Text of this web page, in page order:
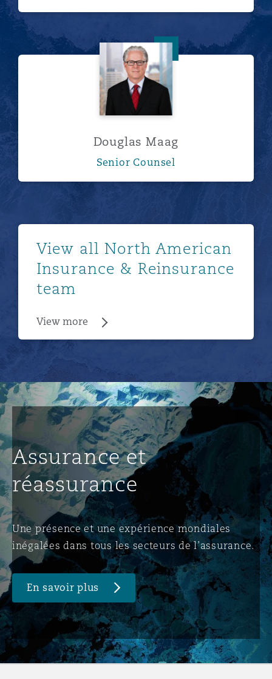
Douglas Maag
Douglas Maag
Senior Counsel
View all North American
Insurance & Reinsurance
team
View more
Assurance et
réassurance
Une présence et une expérience mondiales
inégalées dans tous les secteurs de l’assurance.
En savoir plus